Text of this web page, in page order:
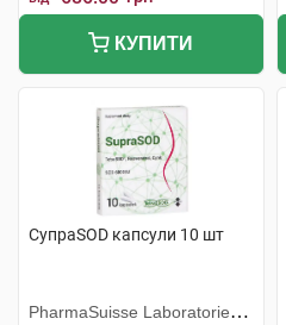
КУПИТИ
СупраSOD капсули 10 шт
PharmaSuisse Laboratories